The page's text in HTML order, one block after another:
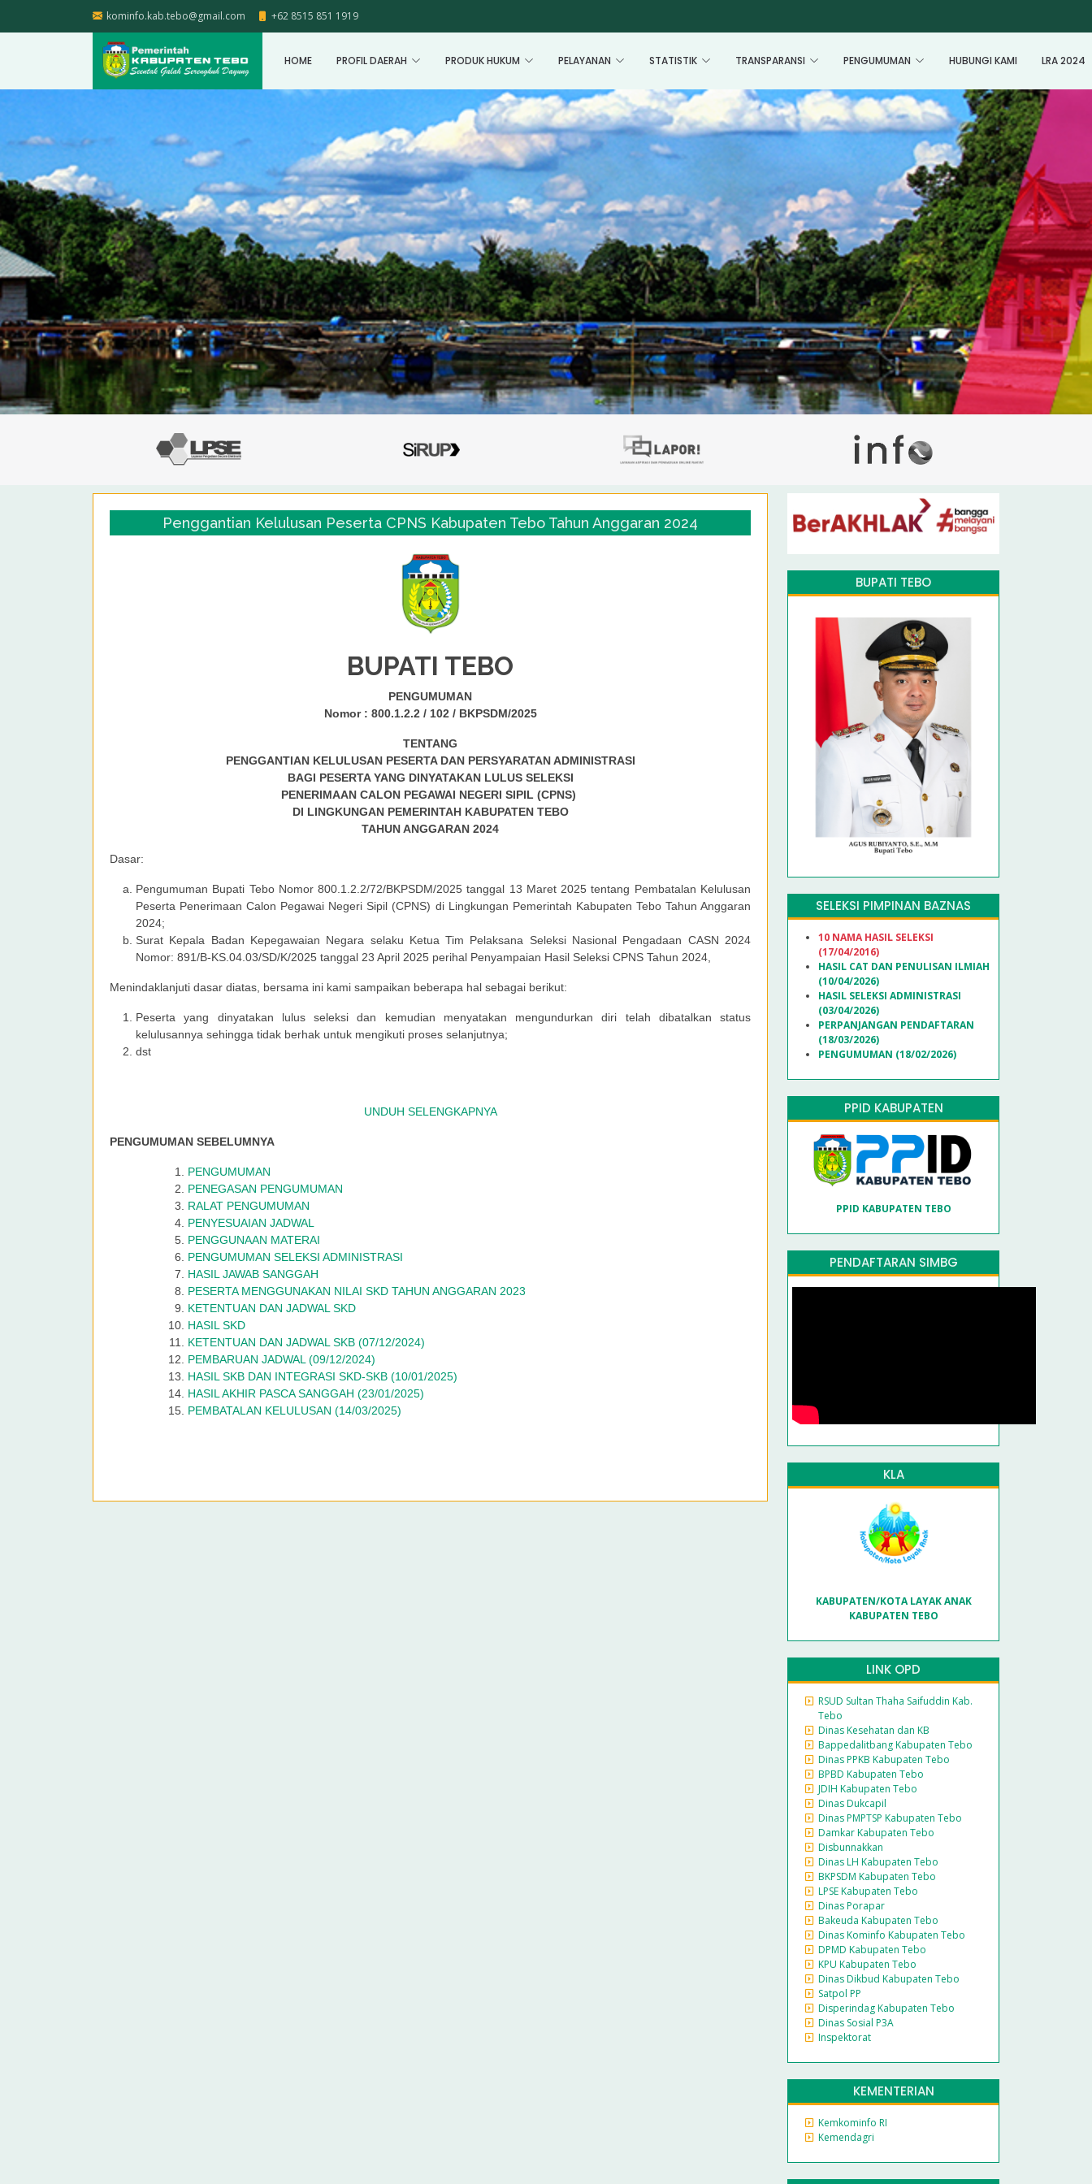
kominfo.kab.tebo@gmail.com +62 8515 851 1919
HOME PROFIL DAERAH PRODUK HUKUM PELAYANAN STATISTIK TRANSPARANSI PENGUMUMAN HUBUNGI KAMI LRA 2024
Penggantian Kelulusan Peserta CPNS Kabupaten Tebo Tahun Anggaran 2024
BUPATI TEBO
PENGUMUMAN
Nomor : 800.1.2.2 / 102 / BKPSDM/2025
TENTANG
PENGGANTIAN KELULUSAN PESERTA DAN PERSYARATAN ADMINISTRASI
BAGI PESERTA YANG DINYATAKAN LULUS SELEKSI
PENERIMAAN CALON PEGAWAI NEGERI SIPIL (CPNS)
DI LINGKUNGAN PEMERINTAH KABUPATEN TEBO
TAHUN ANGGARAN 2024
Dasar:
Pengumuman Bupati Tebo Nomor 800.1.2.2/72/BKPSDM/2025 tanggal 13 Maret 2025 tentang Pembatalan Kelulusan
Peserta Penerimaan Calon Pegawai Negeri Sipil (CPNS) di Lingkungan Pemerintah Kabupaten Tebo Tahun Anggaran
2024;
Surat Kepala Badan Kepegawaian Negara selaku Ketua Tim Pelaksana Seleksi Nasional Pengadaan CASN 2024
Nomor: 891/B-KS.04.03/SD/K/2025 tanggal 23 April 2025 perihal Penyampaian Hasil Seleksi CPNS Tahun 2024,
Menindaklanjuti dasar diatas, bersama ini kami sampaikan beberapa hal sebagai berikut:
Peserta yang dinyatakan lulus seleksi dan kemudian menyatakan mengundurkan diri telah dibatalkan status
kelulusannya sehingga tidak berhak untuk mengikuti proses selanjutnya;
dst
UNDUH SELENGKAPNYA
PENGUMUMAN SEBELUMNYA
PENGUMUMAN
PENEGASAN PENGUMUMAN
RALAT PENGUMUMAN
PENYESUAIAN JADWAL
PENGGUNAAN MATERAI
PENGUMUMAN SELEKSI ADMINISTRASI
HASIL JAWAB SANGGAH
PESERTA MENGGUNAKAN NILAI SKD TAHUN ANGGARAN 2023
KETENTUAN DAN JADWAL SKD
HASIL SKD
KETENTUAN DAN JADWAL SKB (07/12/2024)
PEMBARUAN JADWAL (09/12/2024)
HASIL SKB DAN INTEGRASI SKD-SKB (10/01/2025)
HASIL AKHIR PASCA SANGGAH (23/01/2025)
PEMBATALAN KELULUSAN (14/03/2025)
BUPATI TEBO
SELEKSI PIMPINAN BAZNAS
10 NAMA HASIL SELEKSI
(17/04/2016)
HASIL CAT DAN PENULISAN ILMIAH
(10/04/2026)
HASIL SELEKSI ADMINISTRASI
(03/04/2026)
PERPANJANGAN PENDAFTARAN
(18/03/2026)
PENGUMUMAN (18/02/2026)
PPID KABUPATEN
PPID KABUPATEN TEBO
PENDAFTARAN SIMBG
KLA
KABUPATEN/KOTA LAYAK ANAK
KABUPATEN TEBO
LINK OPD
RSUD Sultan Thaha Saifuddin Kab.
Tebo
Dinas Kesehatan dan KB
Bappedalitbang Kabupaten Tebo
Dinas PPKB Kabupaten Tebo
BPBD Kabupaten Tebo
JDIH Kabupaten Tebo
Dinas Dukcapil
Dinas PMPTSP Kabupaten Tebo
Damkar Kabupaten Tebo
Disbunnakkan
Dinas LH Kabupaten Tebo
BKPSDM Kabupaten Tebo
LPSE Kabupaten Tebo
Dinas Porapar
Bakeuda Kabupaten Tebo
Dinas Kominfo Kabupaten Tebo
DPMD Kabupaten Tebo
KPU Kabupaten Tebo
Dinas Dikbud Kabupaten Tebo
Satpol PP
Disperindag Kabupaten Tebo
Dinas Sosial P3A
Inspektorat
KEMENTERIAN
Kemkominfo RI
Kemendagri